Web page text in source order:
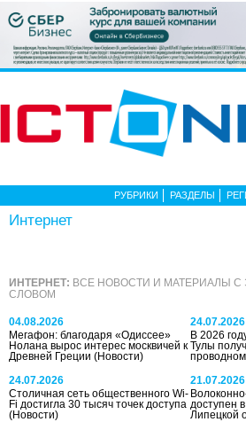
РУБРИКИ РАЗДЕЛЫ
Интернет
ИНТЕРНЕТ: ВСЕ НОВОСТИ И МАТЕРИАЛЫ
СЛОВОМ
04.08.2026
Мегафон: благодаря «Одиссее»
Нолана вырос интерес москвичей к
Древней Греции (Новости)
24.07.2026
В 2026
Тулы
24.07.2026
Столичная сеть общественного Wi-
Fi достигла 30 тысяч точек доступа
(Новости)
21.07.2026
доступен
Липецкой